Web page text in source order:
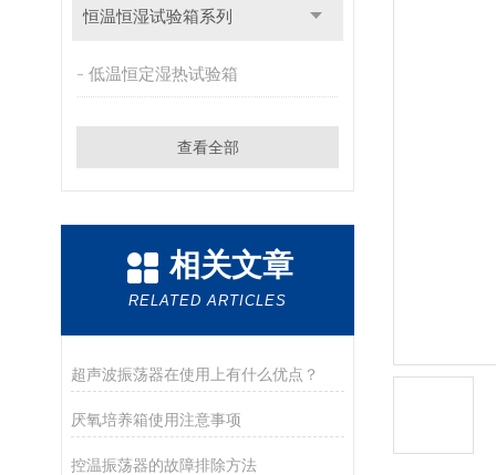
恒温恒湿试验箱系列
低温恒定湿热试验箱
查看全部
相关文章
RELATED ARTICLES
超声波振荡器在使用上有什么优点？
厌氧培养箱使用注意事项
控温振荡器的故障排除方法